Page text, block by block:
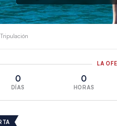
LA
0
DÍAS
0
HORAS